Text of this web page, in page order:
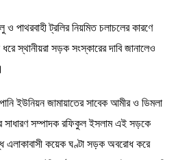
ও পাথরবাহী ট্রলির নিয়মিত চলাচলের কারণে
স্থানীয়রা সড়ক সংস্কারের দাবি জানালেও
ইউনিয়ন জামায়াতের সাবেক আমীর ও ডিমলা
সাধারণ সম্পাদক রফিকুল ইসলাম এই সড়কে
এলাকাবাসী কয়েক ঘণ্টা সড়ক অবরোধ করে